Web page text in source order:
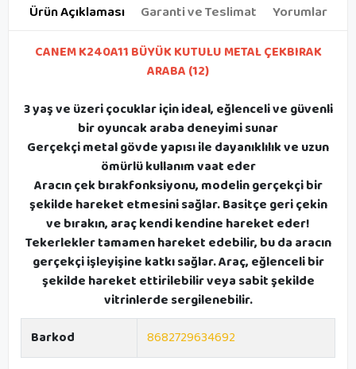
Ürün Açıklaması Garanti ve Teslimat Yorumlar
CANEM K240A11 BÜYÜK KUTULU METAL ÇEKBIRAK
ARABA (12)
3 yaş ve üzeri çocuklar için ideal, eğlenceli ve güvenli
bir oyuncak araba deneyimi sunar
Gerçekçi metal gövde yapısı ile dayanıklılık ve uzun
ömürlü kullanım vaat eder
Aracın çek bırakfonksiyonu, modelin gerçekçi bir
şekilde hareket etmesini sağlar. Basitçe geri çekin
ve bırakın, araç kendi kendine hareket eder!
Tekerlekler tamamen hareket edebilir, bu da aracın
gerçekçi işleyişine katkı sağlar. Araç, eğlenceli bir
şekilde hareket ettirilebilir veya sabit şekilde
vitrinlerde sergilenebilir.
Barkod
8682729634692